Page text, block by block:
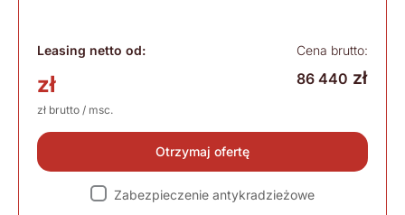
Leasing netto od:
zł
zł brutto / msc.
Cena brutto:
86 440 zł
Otrzymaj ofertę
Zabezpieczenie antykradzieżowe